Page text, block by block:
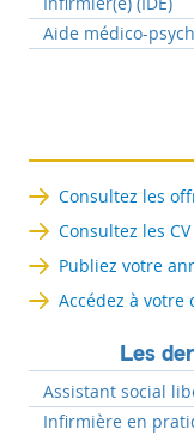
Aide médico-
Consultez les
Consultez les CV
Publiez votre
Accédez à votre
Les
Assistant social
Infirmière en